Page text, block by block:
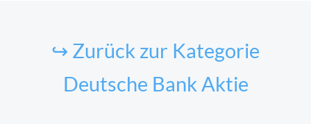
↪ Zurück zur Kategorie
Deutsche Bank Aktie